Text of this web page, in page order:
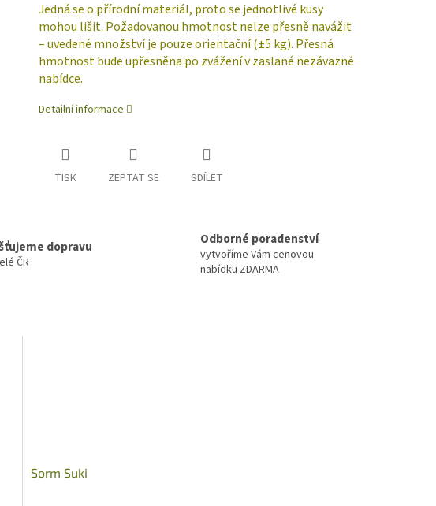
Jedná se o přírodní materiál, proto se jednotlivé kusy
mohou lišit. Požadovanou hmotnost nelze přesně navážit
– uvedené množství je pouze orientační (±5 kg). Přesná
hmotnost bude upřesněna po zvážení v zaslané nezávazné
nabídce.
Detailní informace
TISK ZEPTAT SE SDÍLET
dopravu
ČR
Odborné poradenství
vytvoříme Vám cenovou
nabídku ZDARMA
Sorm Suki